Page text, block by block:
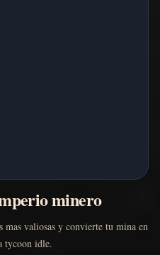
minero
mas valiosas y convierte tu mina en
tycoon idle.